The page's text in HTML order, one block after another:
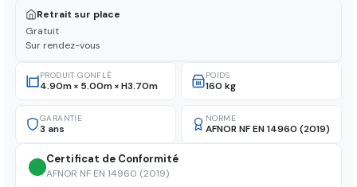
Retrait sur place
Gratuit
Sur rendez-vous
PRODUIT GONFLÉ
4.90m × 5.00m × H3.70m
POIDS
160 kg
GARANTIE
3 ans
NORME
AFNOR NF EN 14960 (2019)
Certificat de Conformité
AFNOR NF EN 14960 (2019)